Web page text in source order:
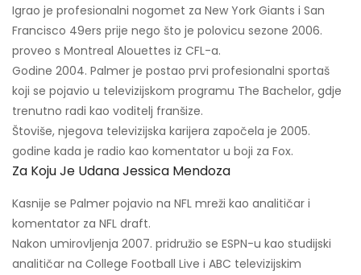
Igrao je profesionalni nogomet za New York Giants i San
Francisco 49ers prije nego što je polovicu sezone 2006.
proveo s Montreal Alouettes iz CFL-a.
Godine 2004. Palmer je postao prvi profesionalni sportaš
koji se pojavio u televizijskom programu The Bachelor, gdje
trenutno radi kao voditelj franšize.
Štoviše, njegova televizijska karijera započela je 2005.
godine kada je radio kao komentator u boji za Fox.
Za Koju Je Udana Jessica Mendoza
Kasnije se Palmer pojavio na NFL mreži kao analitičar i
komentator za NFL draft.
Nakon umirovljenja 2007. pridružio se ESPN-u kao studijski
analitičar na College Football Live i ABC televizijskim